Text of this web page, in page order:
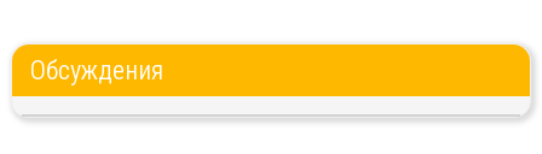
Обсуждения